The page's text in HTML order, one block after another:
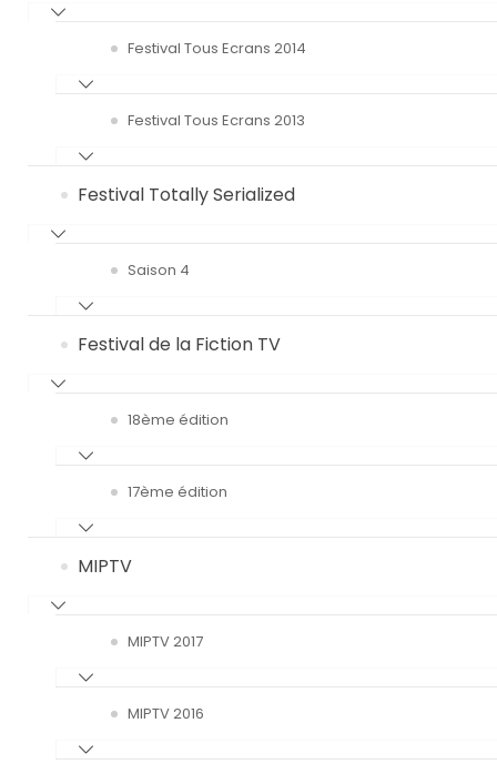
Festival Tous Ecrans 2014
Festival Tous Ecrans 2013
Festival Totally Serialized
Saison 4
Festival de la Fiction TV
18ème édition
17ème édition
MIPTV
MIPTV 2017
MIPTV 2016